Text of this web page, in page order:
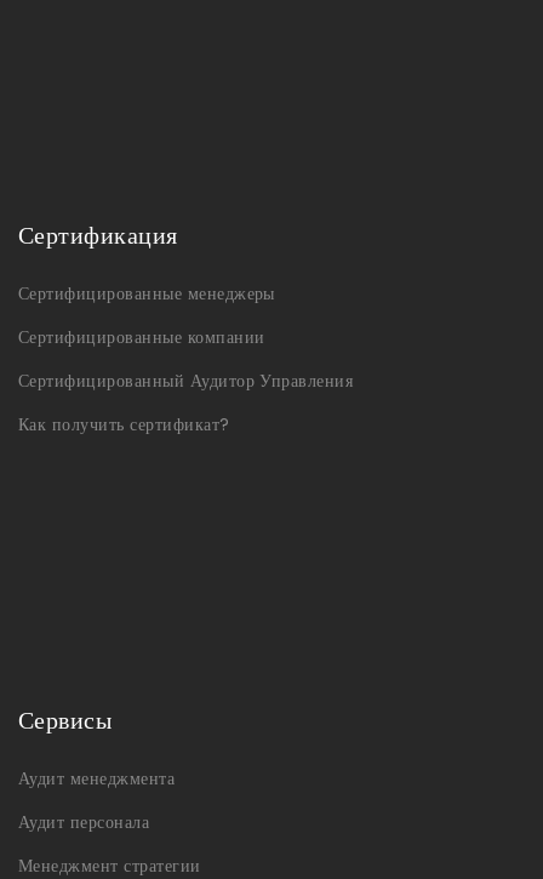
Сертификация
Сертифицированные менеджеры
Сертифицированные компании
Сертифицированный Аудитор Управления
Как получить сертификат?
Сервисы
Аудит менеджмента
Аудит персонала
Менеджмент стратегии